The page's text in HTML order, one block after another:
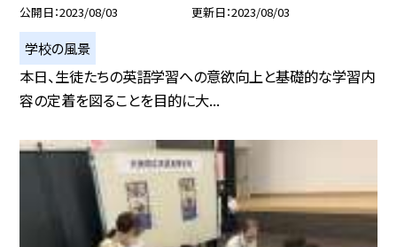
公開日 2023/08/03 更新日 2023/08/03
学校の風景
本日、生徒たちの英語学習への意欲向上と基礎的な学習内
容の定着を図ることを目的に大...